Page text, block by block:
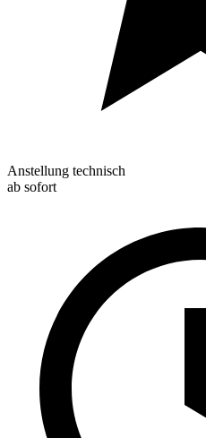
Anstellung technisch
ab sofort